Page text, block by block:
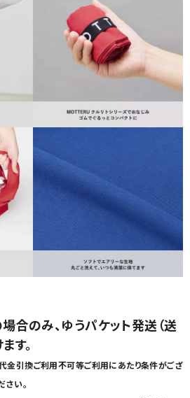
合のみ、ゆうパケット発送（送
す。
金引換ご利用不可等ご利用にあたり条件がござ
さい。